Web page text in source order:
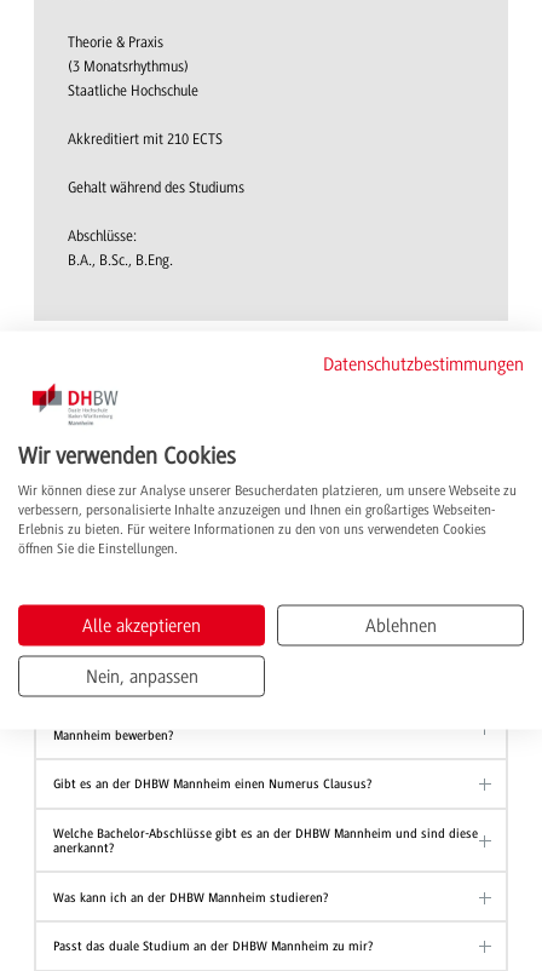
Theorie & Praxis
(3 Monatsrhythmus)
Staatliche Hochschule
Akkreditiert mit 210 ECTS
Gehalt während des Studiums
Abschlüsse:
B.A., B.Sc., B.Eng.
FAQs: Die wichtigsten Fragen zum dualen
Studium
Welche Zulassungsvoraussetzungen muss ich erfüllen, um an der DHBW
Mannheim zu studieren?
Wie läuft das duale Studium an der DHBW Mannheim ab und wann habe ich
Was verdiene ich im dualen Studium an der DHBW Mannheim?
Wie viel kostet ein duales Bachelor-Studium an der DHBW Mannheim?
Mannheim bewerben?
Gibt es an der DHBW Mannheim einen Numerus Clausus?
Welche Bachelor-Abschlüsse gibt es an der DHBW Mannheim und sind diese
anerkannt?
Was kann ich an der DHBW Mannheim studieren?
Passt das duale Studium an der DHBW Mannheim zu mir?
Datenschutzbestimmungen
Wir verwenden Cookies
Wir können diese zur Analyse unserer Besucherdaten platzieren, um unsere Webseite zu
verbessern, personalisierte Inhalte anzuzeigen und Ihnen ein großartiges Webseiten-
Erlebnis zu bieten. Für weitere Informationen zu den von uns verwendeten Cookies
öffnen Sie die Einstellungen.
Alle akzeptieren Ablehnen
Nein, anpassen